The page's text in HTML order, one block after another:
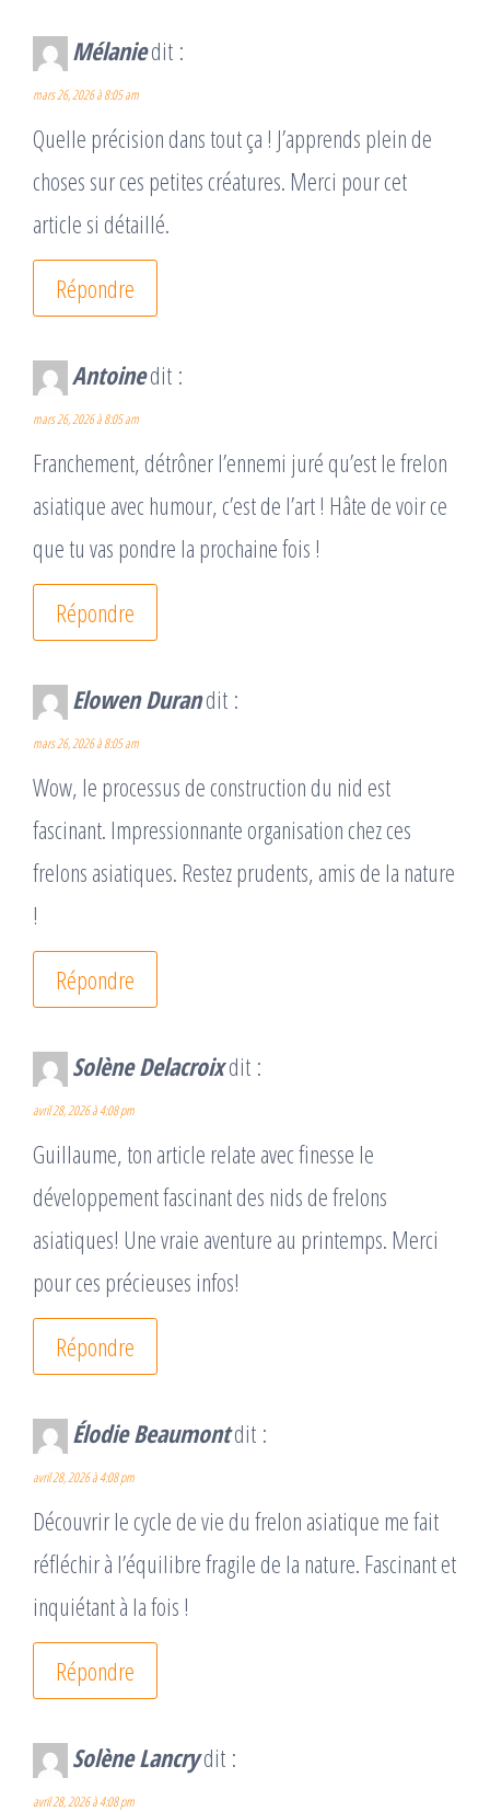
Mélaniedit :
mars 26, 2026 à 8:05 am
Quelle précision dans tout ça ! J’apprends plein de
choses sur ces petites créatures. Merci pour cet
article si détaillé.
Répondre
Antoinedit :
mars 26, 2026 à 8:05 am
Franchement, détrôner l’ennemi juré qu’est le frelon
asiatique avec humour, c’est de l’art ! Hâte de voir ce
que tu vas pondre la prochaine fois !
Répondre
Elowen Durandit :
mars 26, 2026 à 8:05 am
Wow, le processus de construction du nid est
fascinant. Impressionnante organisation chez ces
frelons asiatiques. Restez prudents, amis de la nature
!
Répondre
Solène Delacroixdit :
avril 28, 2026 à 4:08 pm
Guillaume, ton article relate avec finesse le
développement fascinant des nids de frelons
asiatiques! Une vraie aventure au printemps. Merci
pour ces précieuses infos!
Répondre
Élodie Beaumontdit :
avril 28, 2026 à 4:08 pm
Découvrir le cycle de vie du frelon asiatique me fait
réfléchir à l’équilibre fragile de la nature. Fascinant et
inquiétant à la fois !
Répondre
Solène Lancrydit :
avril 28, 2026 à 4:08 pm